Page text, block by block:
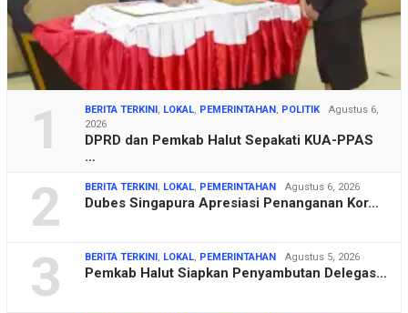
1 BERITA TERKINI, LOKAL, PEMERINTAHAN, POLITIK
Agustus 6,
2026
DPRD dan Pemkab Halut Sepakati KUA-PPAS
…
2 BERITA TERKINI, LOKAL, PEMERINTAHAN Agustus 6, 2026
Dubes Singapura Apresiasi Penanganan Kor…
3 BERITA TERKINI, LOKAL, PEMERINTAHAN Agustus 5, 2026
Pemkab Halut Siapkan Penyambutan Delegas…